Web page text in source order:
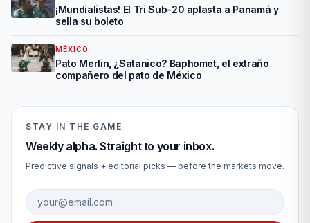
¡Mundialistas! El Tri Sub-20 aplasta a Panamá y
sella su boleto
MÉXICO
Pato Merlin, ¿Satanico? Baphomet, el extraño
compañero del pato de México
STAY IN THE GAME
Weekly alpha. Straight to your inbox.
Predictive signals + editorial picks — before the markets move.
Email address